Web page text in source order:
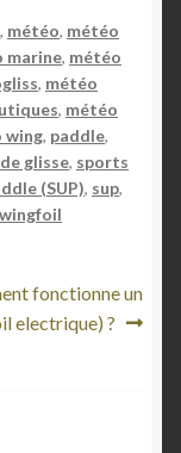
, météo, météo
marine, météo
, météo
, météo
wing, paddle,
glisse, sports
(SUP), sup,
wingfoil
fonctionne un
electrique) ?